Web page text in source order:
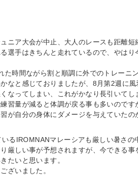
ニア大会が中止、大人のレースも距離
選手はきちんと走れているので、やは
た時間ながら割と順調に外でのトレーニ
なと感じておりましたが、8月第2週に
なってしまい、これがかなり長引いて
習量が減ると体調が戻る事も多いので
が自分の身体にダメージを与えていたの
るIROMNANマレーシアも厳しい暑さ
厳しい事が予想されますが、今できる
たいと思います。
ざいました。